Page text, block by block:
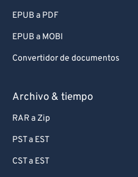
EPUB a PDF
EPUB a MOBI
Convertidor de documentos
Archivo & tiempo
RAR a Zip
PST a EST
CST a EST